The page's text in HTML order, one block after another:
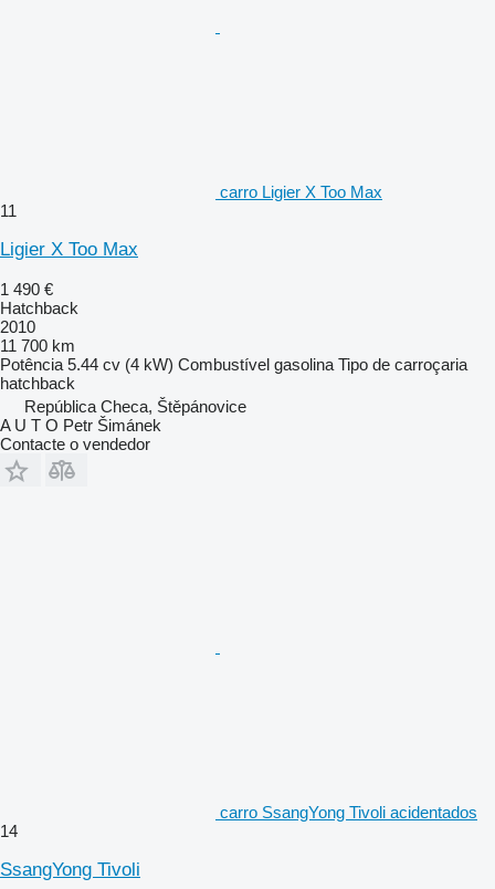
carro Ligier X Too Max
11
Ligier X Too Max
1 490 €
Hatchback
2010
11 700 km
Potência 5.44 cv (4 kW) Combustível gasolina Tipo de carroçaria
hatchback
República Checa, Štěpánovice
A U T O Petr Šimánek
Contacte o vendedor
carro SsangYong Tivoli acidentados
14
SsangYong Tivoli